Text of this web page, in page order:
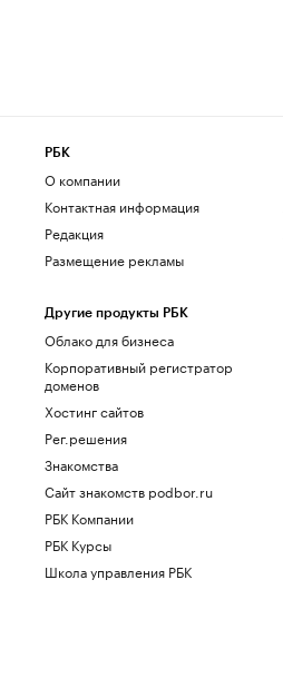
РБК
О компании
Контактная информация
Редакция
Размещение рекламы
Другие продукты РБК
Облако для бизнеса
Корпоративный регистратор
доменов
Хостинг сайтов
Рег.решения
Знакомства
Сайт знакомств podbor.ru
РБК Компании
РБК Курсы
Школа управления РБК